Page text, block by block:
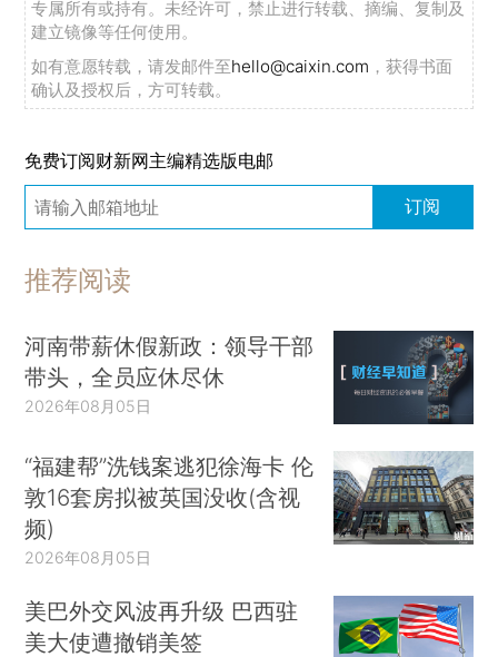
专属所有或持有。未经许可，禁止进行转载、摘编、复制及
建立镜像等任何使用。
如有意愿转载，请发邮件至hello@caixin.com ，获得书面
确认及授权后，方可转载。
免费订阅财新网主编精选版电邮
订阅
推荐阅读
河南带薪休假新政：领导干部
带头，全员应休尽休
2026年08月05日
“福建帮”洗钱案逃犯徐海卡 伦
敦16套房拟被英国没收(含视
频)
2026年08月05日
美巴外交风波再升级 巴西驻
美大使遭撤销美签